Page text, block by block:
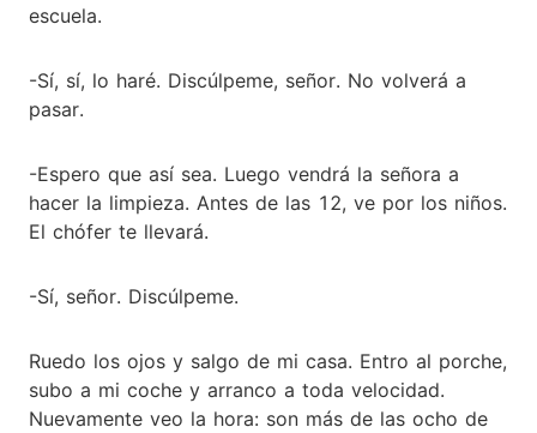
escuela.
-Sí, sí, lo haré. Discúlpeme, señor. No volverá a
pasar.
-Espero que así sea. Luego vendrá la señora a
hacer la limpieza. Antes de las 12, ve por los niños.
El chófer te llevará.
-Sí, señor. Discúlpeme.
Ruedo los ojos y salgo de mi casa. Entro al porche,
subo a mi coche y arranco a toda velocidad.
Nuevamente veo la hora: son más de las ocho de